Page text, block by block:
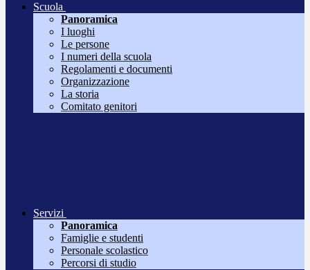
Scuola
Panoramica
I luoghi
Le persone
I numeri della scuola
Regolamenti e documenti
Organizzazione
La storia
Comitato genitori
Servizi
Panoramica
Famiglie e studenti
Personale scolastico
Percorsi di studio